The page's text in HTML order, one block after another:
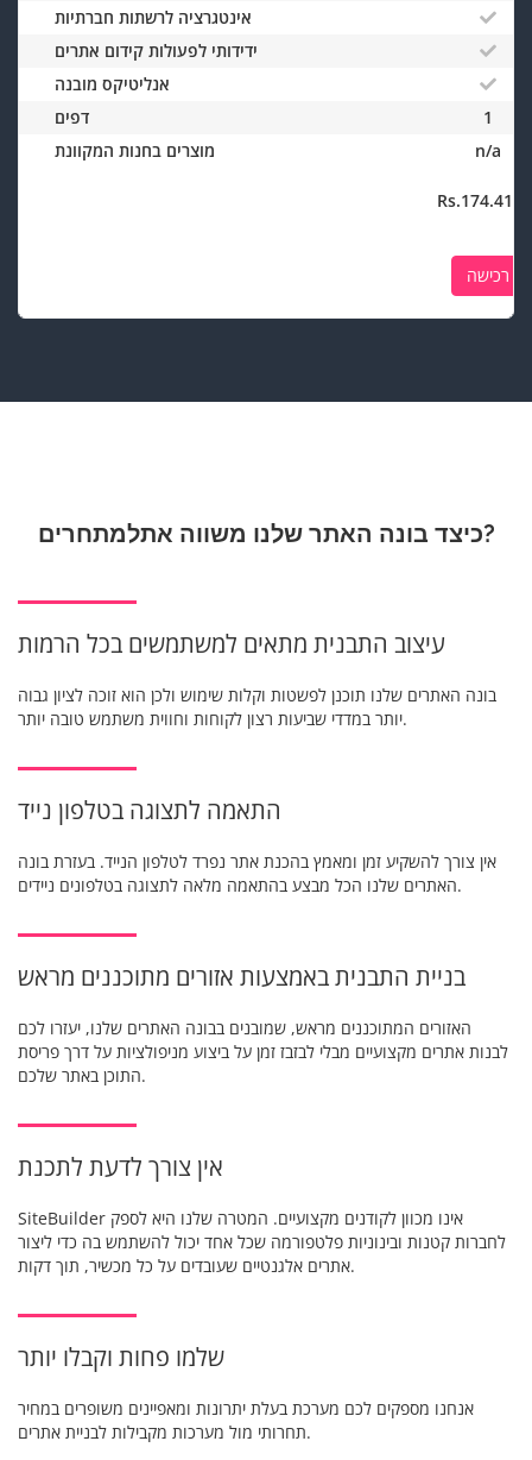
אינטגרציה לרשתות חברתיות
ידידותי לפעולות קידום אתרים
אנליטיקס מובנה
דפים
1
מוצרים בחנות המקוונת
n/a
רכישה
כיצד בונה האתר שלנו משווה אתלמתחרים?
עיצוב התבנית מתאים למשתמשים בכל הרמות
בונה האתרים שלנו תוכנן לפשטות וקלות שימוש ולכן הוא זוכה לציון גבוה
יותר במדדי שביעות רצון לקוחות וחווית משתמש טובה יותר.
התאמה לתצוגה בטלפון נייד
אין צורך להשקיע זמן ומאמץ בהכנת אתר נפרד לטלפון הנייד. בעזרת בונה
האתרים שלנו הכל מבצע בהתאמה מלאה לתצוגה בטלפונים ניידים.
בניית התבנית באמצעות אזורים מתוכננים מראש
האזורים המתוכננים מראש, שמובנים בבונה האתרים שלנו, יעזרו לכם
לבנות אתרים מקצועיים מבלי לבזבז זמן על ביצוע מניפולציות על דרך פריסת
התוכן באתר שלכם.
אין צורך לדעת לתכנת
SiteBuilder אינו מכוון לקודנים מקצועיים. המטרה שלנו היא לספק
לחברות קטנות ובינוניות פלטפורמה שכל אחד יכול להשתמש בה כדי ליצור
אתרים אלגנטיים שעובדים על כל מכשיר, תוך דקות.
שלמו פחות וקבלו יותר
אנחנו מספקים לכם מערכת בעלת יתרונות ומאפיינים משופרים במחיר
תחרותי מול מערכות מקבילות לבניית אתרים.